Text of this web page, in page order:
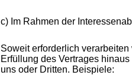
c) Im Rahmen der
Soweit erforderlich
Erfüllung des Vertrages
uns oder Dritten. Beispiele: